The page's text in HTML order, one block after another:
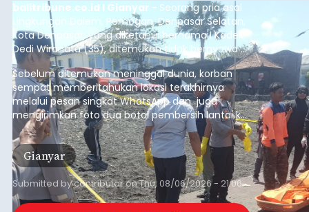
balitribune.co.id I Gianyar - Seorang pria asal
Lingkungan Dalem, Pemogan, Denpasar Selatan,
Kota Denpasar, yang diketahui bernama I Kadek
Dedi Wiranata (35), ditemukan tidak bernyawa di
pesisir Pantai Purnama, Sukawati.
Sebelum ditemukan meninggal dunia, korban
sempat memberitahukan lokasi terakhirnya
melalui pesan singkat WhatsApp dan juga
mengirimkan foto dua botol pembersih lantai ke
istrinya.
Gianyar
Submitted bycontributoronThu, 08/06/2026 - 21:06